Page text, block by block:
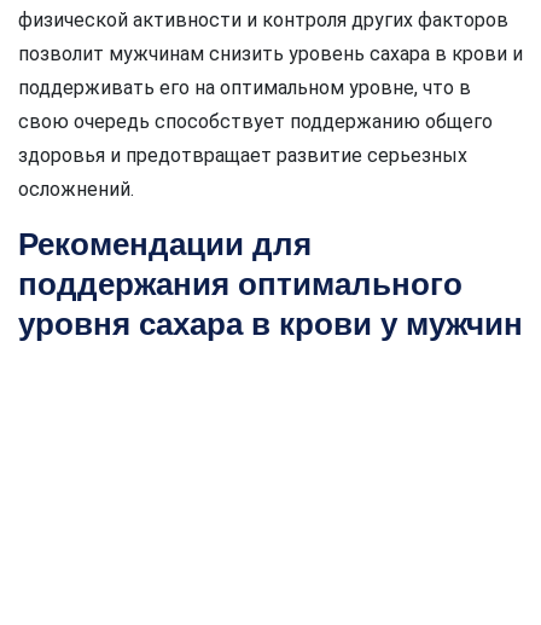
физической активности и контроля других факторов
позволит мужчинам снизить уровень сахара в крови и
поддерживать его на оптимальном уровне, что в
свою очередь способствует поддержанию общего
здоровья и предотвращает развитие серьезных
осложнений.
Рекомендации для
поддержания оптимального
уровня сахара в крови у мужчин